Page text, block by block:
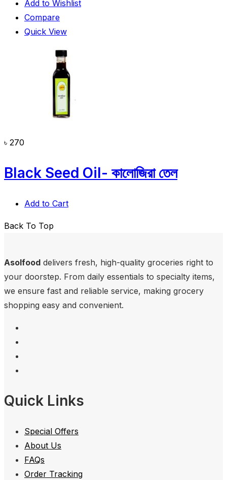
Add to Wishlist
Compare
Quick View
৳ 270
Black Seed Oil- কালোজিরা তেল
Add to Cart
Back To Top
Asolfood delivers fresh, high-quality groceries right to
your doorstep. From daily essentials to specialty items,
we ensure fast and reliable service, making grocery
shopping easy and convenient.
Quick Links
Special Offers
About Us
FAQs
Order Tracking